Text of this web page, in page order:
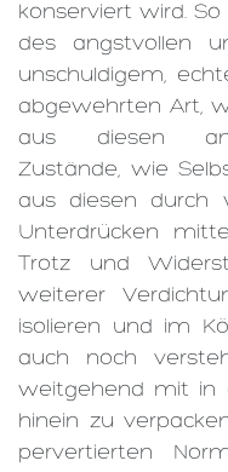
konserviert wird.
des angstvollen
unschuldigem,
abgewehrten Art,
aus diesen
Zustände, wie
aus diesen durch
Unterdrücken
Trotz und
weiterer
isolieren und im
auch noch
weitgehend mit in
hinein zu
pervertierten